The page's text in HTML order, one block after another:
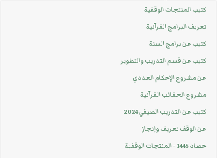
كتيب المنتجات الوقفية
تعريف البرامج القرآنية
كتيب عن برامج السنة
كتيب عن قسم التدريب والتطوير
عن مشروع الإحكام العددي
مشروع الحقائب القرآنية
كتيب عن التدريب الصيفي 2024
عن الوقف تعريف وإنجاز
حصاد 1445 - المنتجات الوقفية